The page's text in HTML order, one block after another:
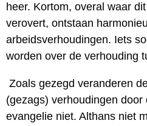
heer. Kortom, overal waar
verovert, ontstaan
arbeidsverhoudingen. Iets
worden over de verhouding
Zoals gezegd veranderen
(gezags) verhoudingen door
evangelie niet. Althans niet